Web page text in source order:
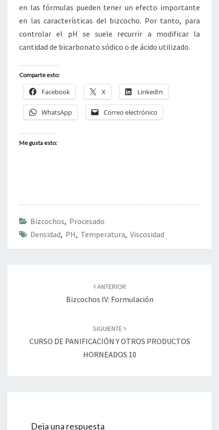
en las fórmulas pueden tener un efecto importante
en las características del bizcocho. Por tanto, para
controlar el pH se suele recurrir a modificar la
cantidad de bicarbonato sódico o de ácido utilizado.
Comparte esto:
Facebook X LinkedIn
WhatsApp Correo electrónico
Me gusta esto:
Bizcochos, Procesado
Densidad, PH, Temperatura, Viscosidad
ANTERIOR
Bizcochos IV: Formulación
SIGUIENTE
CURSO DE PANIFICACIÓN Y OTROS PRODUCTOS
HORNEADOS 10
Deja una respuesta